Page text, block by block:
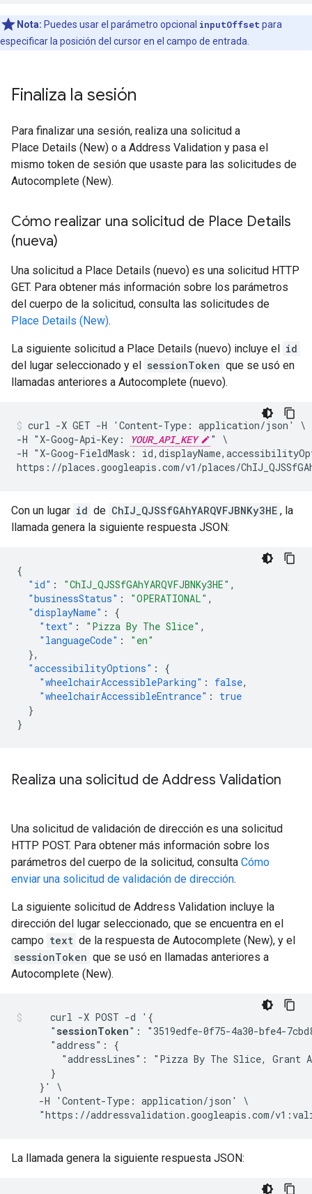
Nota: Puedes usar el parámetro opcional inputOffset para
especificar la posición del cursor en el campo de entrada.
Finaliza la sesión
Para finalizar una sesión, realiza una solicitud a
Place Details (New) o a Address Validation y pasa el
mismo token de sesión que usaste para las solicitudes de
Autocomplete (New).
Cómo realizar una solicitud de Place Details
(nueva)
Una solicitud a Place Details (nuevo) es una solicitud HTTP
GET. Para obtener más información sobre los parámetros
del cuerpo de la solicitud, consulta las solicitudes de
Place Details (New).
La siguiente solicitud a Place Details (nuevo) incluye el id
del lugar seleccionado y el sessionToken que se usó en
llamadas anteriores a Autocomplete (nuevo).
curl -X GET -H 'Content-Type: application/json' \
-H "X-Goog-Api-Key:
YOUR_API_KEY
" \
-H "X-Goog-FieldMask:
https://places.googleapis.com/v1/places/
Con un lugar id de ChIJ_QJSSfGAhYARQVFJBNKy3HE , la
llamada genera la siguiente respuesta JSON:
{
"id" : "ChIJ_QJSSfGAhYARQVFJBNKy3HE" ,
"businessStatus" : "OPERATIONAL" ,
"displayName" :
{
"text" : "Pizza By The Slice" ,
"languageCode" :
"en"
},
"accessibilityOptions" :
{
"wheelchairAccessibleParking" : false,
"wheelchairAccessibleEntrance" :
true
}
}
Realiza una solicitud de Address Validation
Una solicitud de validación de dirección es una solicitud
HTTP POST. Para obtener más información sobre los
parámetros del cuerpo de la solicitud, consulta Cómo
enviar una solicitud de validación de dirección.
La siguiente solicitud de Address Validation incluye la
dirección del lugar seleccionado, que se encuentra en el
campo text de la respuesta de Autocomplete (New), y el
sessionToken que se usó en llamadas anteriores a
Autocomplete (New).
    curl -X POST -d '{
      "
sessionToken": "3519edfe-0f75-4a30-bfe4-
      "address": {
"addressLines": "Pizza By The Slice, Grant
      }
    }' \
    -H 'Content-Type: application/json' \
"https://addressvalidation.googleapis.com/
La llamada genera la siguiente respuesta JSON: